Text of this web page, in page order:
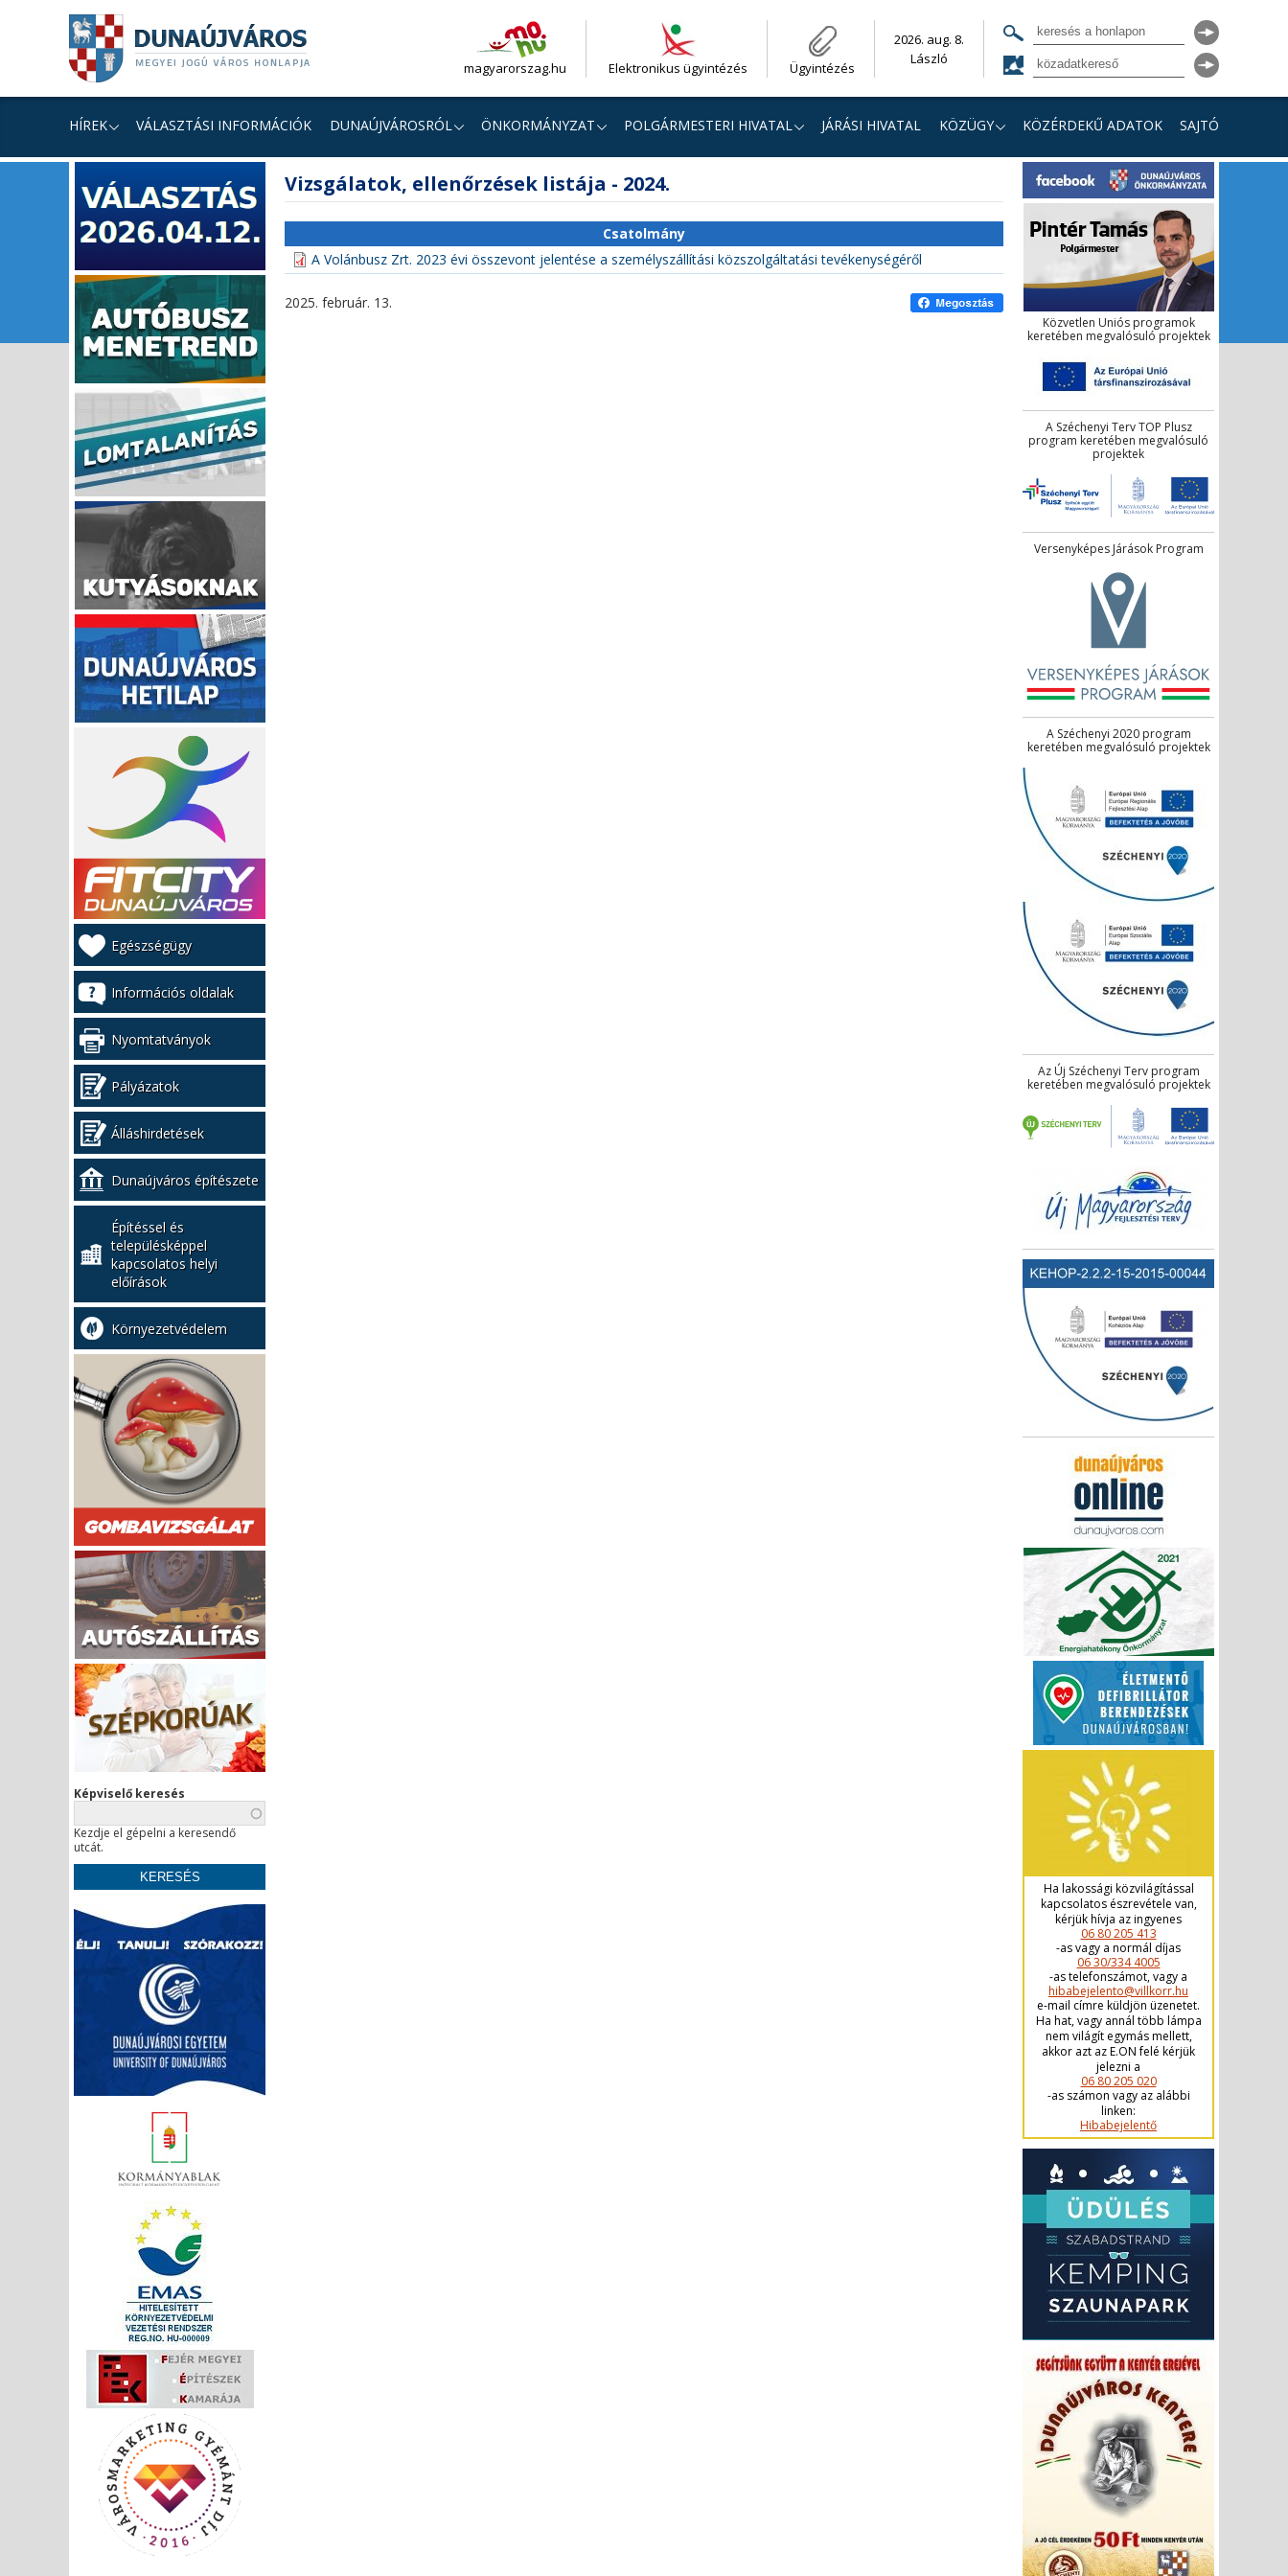
tartalomhoz
navigációhoz
kereséshez
magyarorszag.hu Elektronikus ügyintézés Ügyintézés
2026. aug. 8.
László
HÍREK VÁLASZTÁSI INFORMÁCIÓK DUNAÚJVÁROSRÓL ÖNKORMÁNYZAT POLGÁRMESTERI HIVATAL JÁRÁSI HIVATAL KÖZÜGY KÖZÉRDEKŰ ADATOK SAJTÓ
tartalom
Vizsgálatok, ellenőrzések listája - 2024.
Csatolmány
A Volánbusz Zrt. 2023 évi összevont jelentése a személyszállítási közszolgáltatási tevékenységéről
2025. február. 13.
Kiemelt
bal
menü
Egészségügy
Információs oldalak
Nyomtatványok
Pályázatok
Álláshirdetések
Dunaújváros építészete
Építéssel és
településképpel
kapcsolatos helyi
előírások
Környezetvédelem
Képviselő keresés
Kezdje el gépelni a keresendő
utcát.
Közvetlen Uniós programok
keretében megvalósuló projektek
A Széchenyi Terv TOP Plusz
program keretében megvalósuló
projektek
Versenyképes Járások Program
A Széchenyi 2020 program
keretében megvalósuló projektek
Az Új Széchenyi Terv program
keretében megvalósuló projektek
Ha lakossági közvilágítással
kapcsolatos észrevétele van,
kérjük hívja az ingyenes
06 80 205 413
-as vagy a normál díjas
06 30/334 4005
-as telefonszámot, vagy a
hibabejelento@villkorr.hu
e-mail címre küldjön üzenetet.
Ha hat, vagy annál több lámpa
nem világít egymás mellett,
akkor azt az E.ON felé kérjük
jelezni a
06 80 205 020
-as számon vagy az alábbi
linken:
Hibabejelentő